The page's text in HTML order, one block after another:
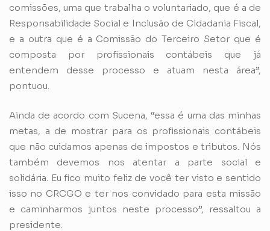
comissões, uma que trabalha o voluntariado, que é a de
Responsabilidade Social e Inclusão de Cidadania Fiscal,
e a outra que é a Comissão do Terceiro Setor que é
composta por profissionais contábeis que já
entendem desse processo e atuam nesta área”,
pontuou.
Ainda de acordo com Sucena, “essa é uma das minhas
metas, a de mostrar para os profissionais contábeis
que não cuidamos apenas de impostos e tributos. Nós
também devemos nos atentar a parte social e
solidária. Eu fico muito feliz de você ter visto e sentido
isso no CRCGO e ter nos convidado para esta missão
e caminharmos juntos neste processo”, ressaltou a
presidente.